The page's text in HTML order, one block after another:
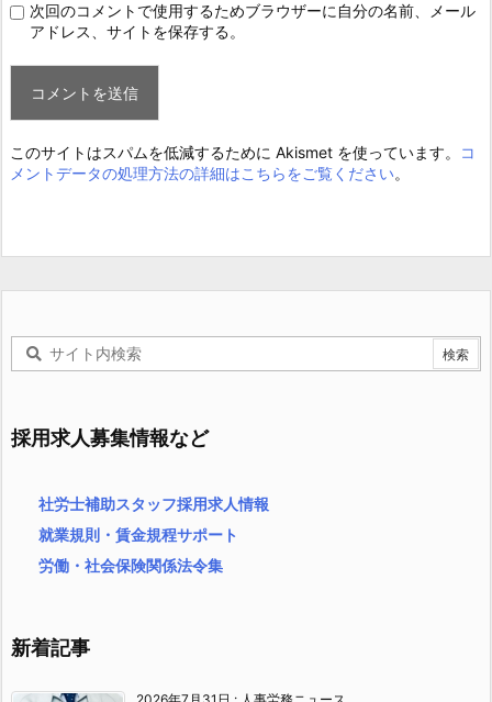
次回のコメントで使用するためブラウザーに自分の名前、メール
アドレス、サイトを保存する。
このサイトはスパムを低減するために Akismet を使っています。
コ
メントデータの処理方法の詳細はこちらをご覧ください。
採用求人募集情報など
社労士補助スタッフ採用求人情報
就業規則・賃金規程サポート
労働・社会保険関係法令集
新着記事